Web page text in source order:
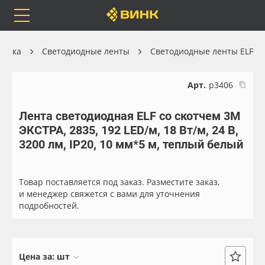
Каталог
Orafol
Бренды
Доставка
Весь каталог
Рулонные материалы
Самоклеящиеся плёнки
Листовые материалы
Светодиодные ленты Светодиодные ленты ELF
Арт. р3406
Лента светодиодная ELF со скотчем 3М
ЭКСТРА, 2835, 192 LED/м, 18 Вт/м, 24 В,
3200 лм, IP20, 10 мм*5 м, теплый белый
Товар поставляется под заказ. Разместите заказ,
и менеджер свяжется с вами для уточнения
подробностей.
Цена за: шт